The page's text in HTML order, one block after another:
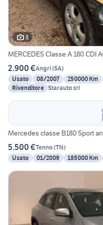
8
MERCEDES Classe A 180 CDI
2.900 €Angri(SA)
Usato
08/2007 250000 Km
Rivenditore Starauto srl
Mercedes classe B180 Sport
5.500 €Tenno(TN)
Usato
01/2009 185000 Km